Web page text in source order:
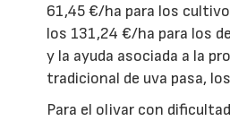
61,45 €/ha para los
los 131,24 €/ha para los
y la ayuda asociada a la
tradicional de uva pasa,
Para el olivar con